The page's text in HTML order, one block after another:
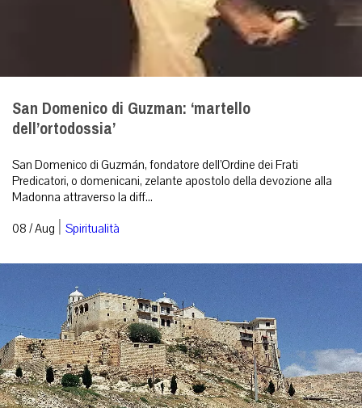
San Domenico di Guzman: ‘martello
dell’ortodossia’
San Domenico di Guzmán, fondatore dell’Ordine dei Frati
Predicatori, o domenicani, zelante apostolo della devozione alla
Madonna attraverso la diff...
08 / Aug | Spiritualità